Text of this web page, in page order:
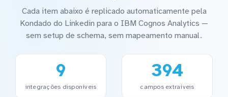
Cada item abaixo é replicado automaticamente pela
Kondado do Linkedin para o IBM Cognos Analytics —
sem setup de schema, sem mapeamento manual.
9
integrações disponíveis
394
campos extraíveis